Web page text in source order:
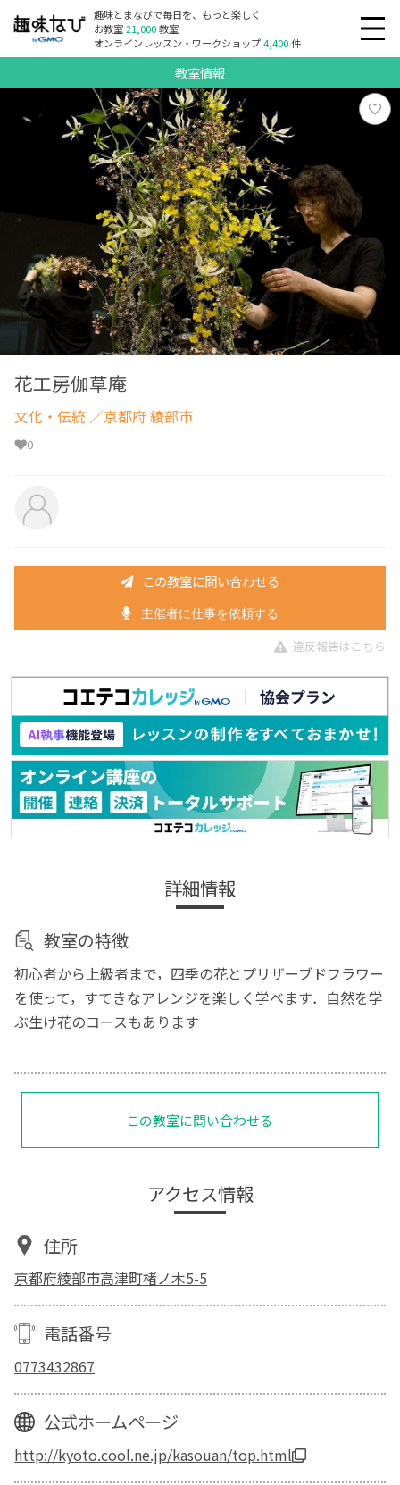
趣味とまなびで毎日を、もっと楽しく
お教室21,000教室
オンラインレッスン・ワークショップ4,400件
教室情報
花工房伽草庵
文化・伝統 ／京都府 綾部市
0
この教室に問い合わせる
主催者に仕事を依頼する
違反報告はこちら
詳細情報
教室の特徴
初心者から上級者まで，四季の花とプリザーブドフラワー
を使って，すてきなアレンジを楽しく学べます．自然を学
ぶ生け花のコースもあります
この教室に問い合わせる
アクセス情報
住所
京都府綾部市高津町楮ノ木5-5
電話番号
0773432867
公式ホームページ
http://kyoto.cool.ne.jp/kasouan/top.html